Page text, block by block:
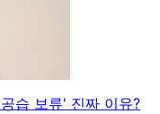
습 보류' 진짜 이유?